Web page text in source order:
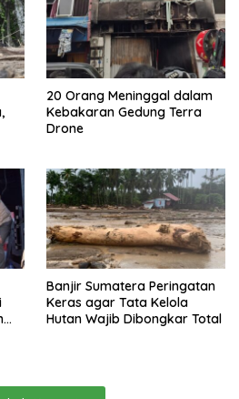
20 Orang Meninggal dalam
Kebakaran Gedung Terra
Drone
Banjir Sumatera Peringatan
Keras agar Tata Kelola
Hutan Wajib Dibongkar Total